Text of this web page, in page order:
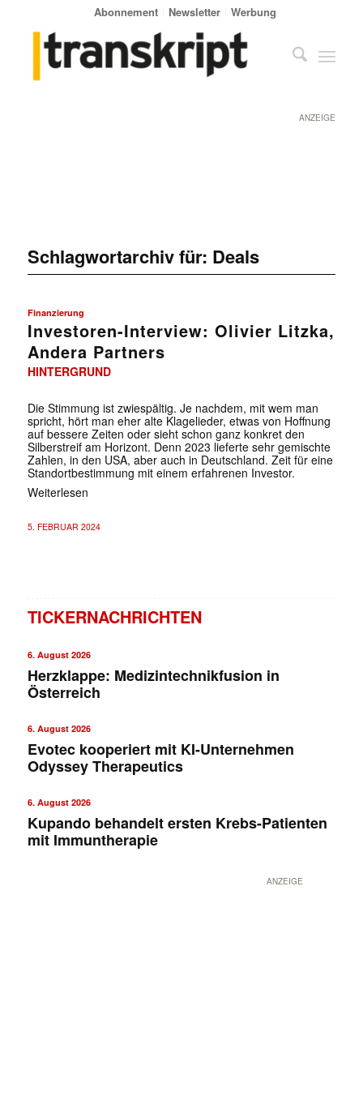
Abonnement Newsletter Werbung
ANZEIGE
Schlagwortarchiv für: Deals
Finanzierung
Investoren-Interview: Olivier Litzka,
Andera Partners
HINTERGRUND
Die Stimmung ist zwiespältig. Je nachdem, mit wem man
spricht, hört man eher alte Klagelieder, etwas von Hoffnung
auf bessere Zeiten oder sieht schon ganz konkret den
Silberstreif am Horizont. Denn 2023 lieferte sehr gemischte
Zahlen, in den USA, aber auch in Deutschland. Zeit für eine
Standortbestimmung mit einem erfahrenen Investor.
Weiterlesen
5. FEBRUAR 2024
TICKERNACHRICHTEN
6. August 2026
Herzklappe: Medizintechnikfusion in
Österreich
6. August 2026
Evotec kooperiert mit KI-Unternehmen
Odyssey Therapeutics
6. August 2026
Kupando behandelt ersten Krebs-Patienten
mit Immuntherapie
ANZEIGE